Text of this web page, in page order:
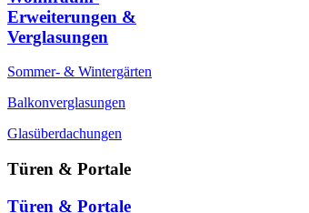
Erweiterungen &
Verglasungen
Sommer- & Wintergärten
Balkonverglasungen
Glasüberdachungen
Türen & Portale
Türen & Portale